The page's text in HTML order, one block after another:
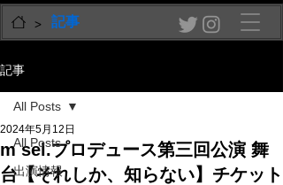
> 記事
記事
All Posts
出演情報
All Posts
m sel.プロデュース第三回公演 舞
台【それしか、知らない】チケット
2024年5月12日